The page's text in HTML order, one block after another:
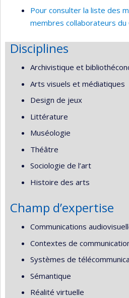
Pour consulter la liste des
membres collaborateurs du
Disciplines
Archivistique et
Arts visuels et médiatiques
Design de jeux
Littérature
Muséologie
Théâtre
Sociologie de l’art
Histoire des arts
Champ d’expertise
Communications
Contextes de
Systèmes de
Sémantique
Réalité virtuelle